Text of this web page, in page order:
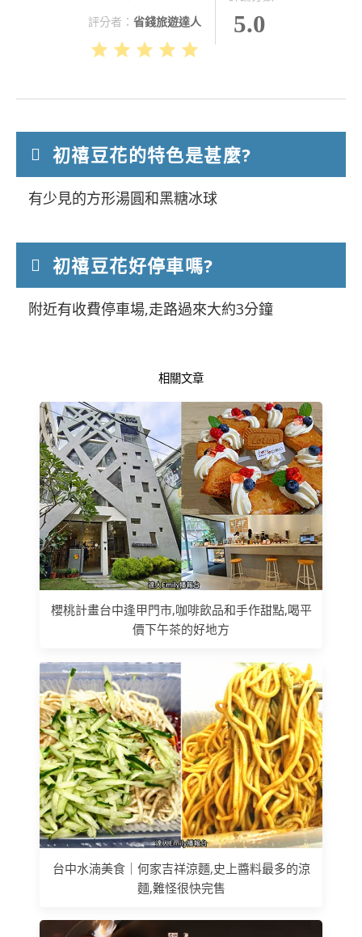
評分者： 省錢旅遊達人 5.0
初禧豆花的特色是甚麼?
有少見的方形湯圓和黑糖冰球
初禧豆花好停車嗎?
附近有收費停車場,走路過來大約3分鐘
相關文章
櫻桃計畫台中逢甲門市,咖啡飲品和手作甜點,喝平
價下午茶的好地方
台中水湳美食｜何家吉祥涼麵,史上醬料最多的涼
麵,難怪很快完售